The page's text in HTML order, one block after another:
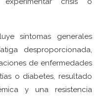
síntomas generales
desproporcionada,
de enfermedades
o diabetes, resultado
y una resistencia